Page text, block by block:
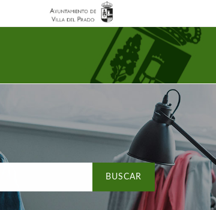
BUSCAR